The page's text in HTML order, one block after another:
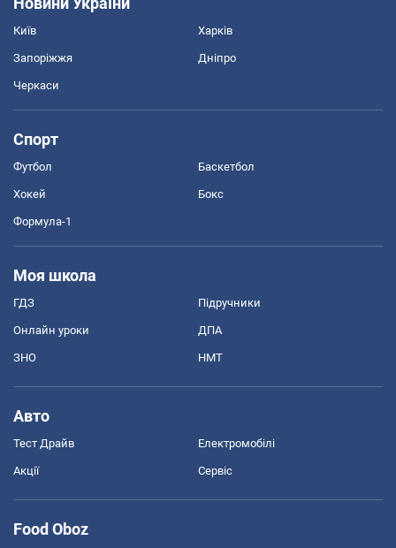
Київ Харків
Запоріжжя Дніпро
Черкаси
Спорт
Футбол Баскетбол
Хокей Бокс
Формула-1
Моя школа
ГДЗ Підручники
Онлайн уроки ДПА
ЗНО НМТ
Авто
Тест Драйв Електромобілі
Акції Сервіс
Food Oboz